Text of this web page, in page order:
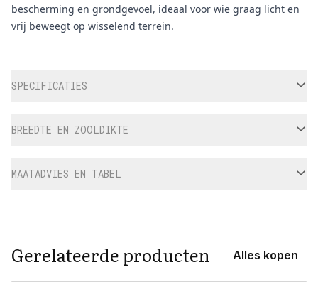
bescherming en grondgevoel, ideaal voor wie graag licht en
vrij beweegt op wisselend terrein.
SPECIFICATIES
BREEDTE EN ZOOLDIKTE
MAATADVIES EN TABEL
Gerelateerde producten Alles kopen